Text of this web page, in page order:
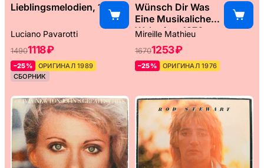
Lieblingsmelodien, 1989
Luciano Pavarotti
14901118 ₽
–25%
ОРИГИНАЛ 1989
СБОРНИК
Wünsch Dir Was
Eine Musikaliche
Weltreise, 1976
Mireille Mathieu
16701253 ₽
–25% ОРИГИНАЛ 1976